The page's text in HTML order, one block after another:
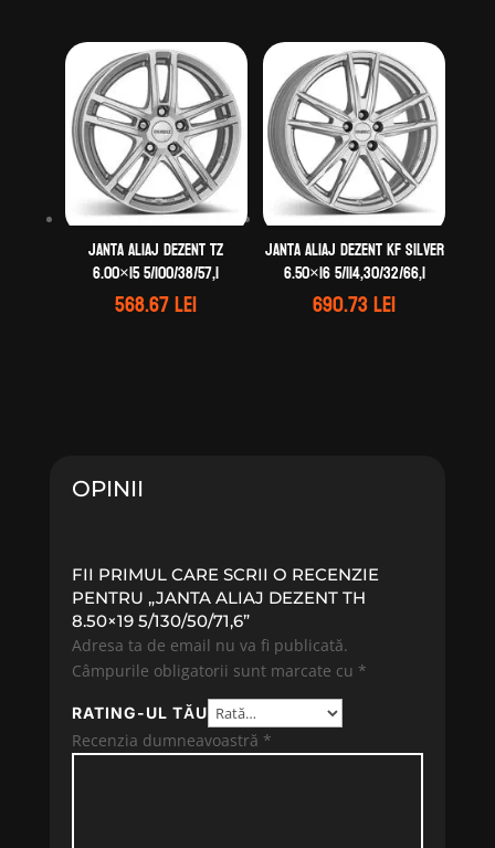
Janta aliaj DEZENT TZ
6.00×15 5/100/38/57,1
568.67lei
Janta aliaj DEZENT KF silver
6.50×16 5/114,30/32/66,1
690.73lei
OPINII
FII PRIMUL CARE SCRII O RECENZIE
PENTRU „JANTA ALIAJ DEZENT TH
8.50×19 5/130/50/71,6”
Adresa ta de email nu va fi publicată.
Câmpurile obligatorii sunt marcate cu *
RATING-UL TĂU
Recenzia dumneavoastră *